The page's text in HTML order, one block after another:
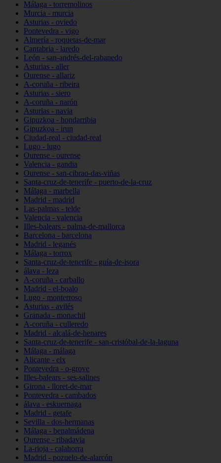
Málaga - torremolinos
Murcia - murcia
Asturias - oviedo
Pontevedra - vigo
Almería - roquetas-de-mar
Cantabria - laredo
León - san-andrés-del-rabanedo
Asturias - aller
Ourense - allariz
A-coruña - ribeira
Asturias - siero
A-coruña - narón
Asturias - navia
Gipuzkoa - hondarribia
Gipuzkoa - irun
Ciudad-real - ciudad-real
Lugo - lugo
Ourense - ourense
Valencia - gandia
Ourense - san-cibrao-das-viñas
Santa-cruz-de-tenerife - puerto-de-la-cruz
Málaga - marbella
Madrid - madrid
Las-palmas - telde
Valencia - valencia
Illes-balears - palma-de-mallorca
Barcelona - barcelona
Madrid - leganés
Málaga - torrox
Santa-cruz-de-tenerife - guía-de-isora
álava - leza
A-coruña - carballo
Madrid - el-boalo
Lugo - monterroso
Asturias - avilés
Granada - monachil
A-coruña - culleredo
Madrid - alcalá-de-henares
Santa-cruz-de-tenerife - san-cristóbal-de-la-laguna
Málaga - málaga
Alicante - elx
Pontevedra - o-grove
Illes-balears - ses-salines
Girona - lloret-de-mar
Pontevedra - cambados
álava - eskuernaga
Madrid - getafe
Sevilla - dos-hermanas
Málaga - benalmádena
Ourense - ribadavia
La-rioja - calahorra
Madrid - pozuelo-de-alarcón